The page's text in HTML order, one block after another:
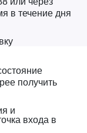
в течение дня
получить
и
входа в